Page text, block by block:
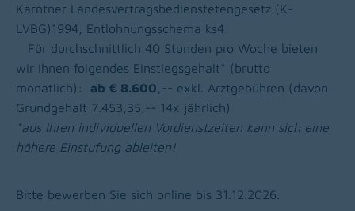
Kärntner Landesvertragsbedienstetengesetz (K-
LVBG)1994, Entlohnungsschema ks4
Für durchschnittlich 40 Stunden pro Woche bieten
wir Ihnen folgendes Einstiegsgehalt* (brutto
monatlich): ab € 8.600,-- exkl. Arztgebühren (davon
Grundgehalt 7.453,35,-- 14x jährlich)
*aus Ihren individuellen Vordienstzeiten kann sich eine
höhere Einstufung ableiten!
Bitte bewerben Sie sich online bis 31.12.2026.